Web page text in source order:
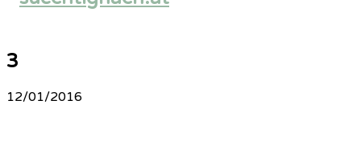
3
12/01/2016